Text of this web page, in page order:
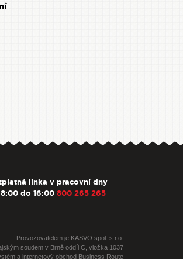
linka v pracovní dny
do 16:00 800 265 265
Provozovatelem je KASVO spol. s r.o.
soudem v Brně oddíl C, vložka 1037
a internetový obchod Business Route